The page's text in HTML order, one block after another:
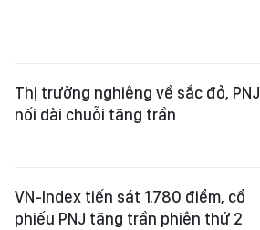
Thị trường nghiêng về sắc đỏ, PNJ
nối dài chuỗi tăng trần
VN-Index tiến sát 1.780 điểm, cổ
phiếu PNJ tăng trần phiên thứ 2